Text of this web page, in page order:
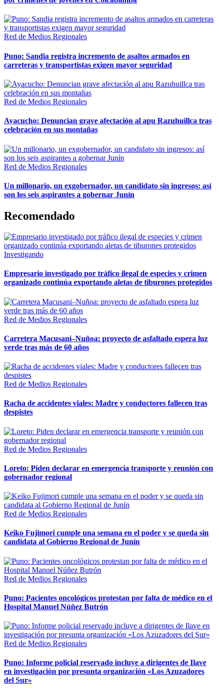
Red de Medios Regionales
Puno: Sandia registra incremento de asaltos armados en
carreteras y transportistas exigen mayor seguridad
Red de Medios Regionales
Ayacucho: Denuncian grave afectación al apu Razuhuillca tras
celebración en sus montañas
Red de Medios Regionales
Un millonario, un exgobernador, un candidato sin ingresos: así
son los seis aspirantes a gobernar Junín
Recomendado
Investigando
Empresario investigado por tráfico ilegal de especies y crimen
organizado continúa exportando aletas de tiburones protegidos
Red de Medios Regionales
Carretera Macusani–Nuñoa: proyecto de asfaltado espera luz
verde tras más de 60 años
Red de Medios Regionales
Racha de accidentes viales: Madre y conductores fallecen tras
despistes
Red de Medios Regionales
Loreto: Piden declarar en emergencia transporte y reunión con
gobernador regional
Red de Medios Regionales
Keiko Fujimori cumple una semana en el poder y se queda sin
candidata al Gobierno Regional de Junín
Red de Medios Regionales
Puno: Pacientes oncológicos protestan por falta de médico en el
Hospital Manuel Núñez Butrón
Red de Medios Regionales
Puno: Informe policial reservado incluye a dirigentes de Ilave
en investigación por presunta organización «Los Azuzadores
del Sur»